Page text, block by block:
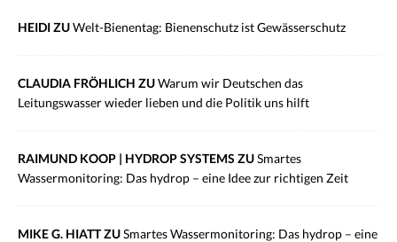
HEIDI ZUWelt-Bienentag: Bienenschutz ist Gewässerschutz
CLAUDIA FRÖHLICH ZUWarum wir Deutschen das
Leitungswasser wieder lieben und die Politik uns hilft
RAIMUND KOOP | HYDROP SYSTEMS ZUSmartes
Wassermonitoring: Das hydrop – eine Idee zur richtigen Zeit
MIKE G. HIATT ZUSmartes Wassermonitoring: Das hydrop – eine